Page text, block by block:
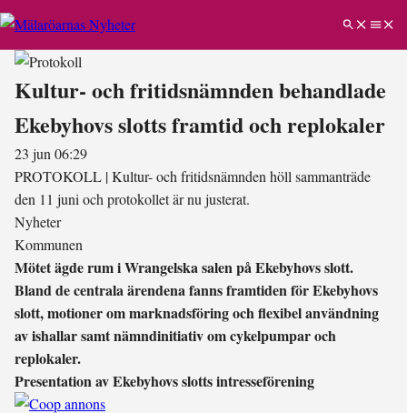
Kultur- och fritidsnämnden behandlade
Ekebyhovs slotts framtid och replokaler
23 jun 06:29
PROTOKOLL |Kultur- och fritidsnämnden höll sammanträde
den 11 juni och protokollet är nu justerat.
Nyheter
Kommunen
Mötet ägde rum i Wrangelska salen på Ekebyhovs slott.
Bland de centrala ärendena fanns framtiden för Ekebyhovs
slott, motioner om marknadsföring och flexibel användning
av ishallar samt nämndinitiativ om cykelpumpar och
replokaler.
Presentation av Ekebyhovs slotts intresseförening